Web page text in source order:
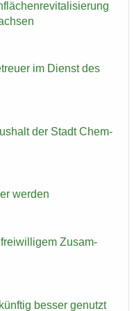
im Dienst des
der Stadt Chem­
wer­den
frei­wil­li­gem Zu­sam­
bes­ser ge­nutzt